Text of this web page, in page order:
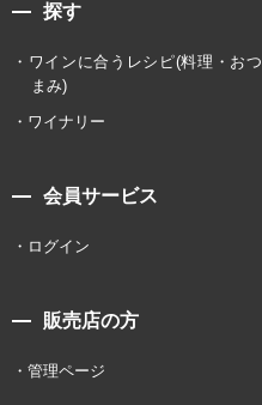
探す
ワインに合うレシピ(料理・おつ
まみ)
ワイナリー
会員サービス
ログイン
販売店の方
管理ページ